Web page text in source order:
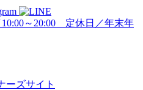
～20:00 定休日／年末年
ーズサイト